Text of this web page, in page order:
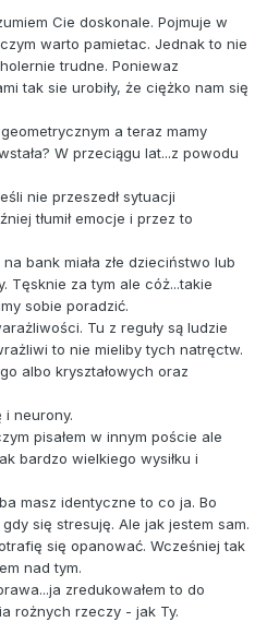
Cie doskonale. Pojmuje w
warto pamietac. Jednak to nie
trudne. Poniewaz
tak sie urobiły, że ciężko nam się
a teraz mamy
W przeciągu lat...z powodu
nie przeszedł sytuacji
tłumił emocje i przez to
bank miała złe dzieciństwo lub
Tęsknie za tym ale cóż...takie
sobie poradzić.
Tu z reguły są ludzie
to nie mieliby tych natręctw.
albo kryształowych oraz
i neurony.
pisałem w innym poście ale
bardzo wielkiego wysiłku i
masz identyczne to co ja. Bo
się stresuję. Ale jak jestem sam.
się opanować. Wcześniej tak
nad tym.
zredukowałem to do
rożnych rzeczy - jak Ty.